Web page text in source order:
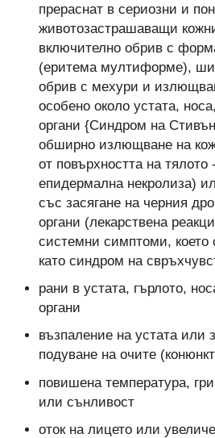
прераснат в сериозни и
животозастрашаващи
включително обрив с
(еритема мултиформе),
обрив с мехури и
особено около устата,
органи {Синдром на
обширно излющване на
от повърхността на тялото
епидермална некролиза)
със засягане на черния
органи (лекарствена
системни симптоми, което
като синдром на
рани в устата, гърлото,
органи
възпаление на устата или
подуване на очите
повишена температура,
или сънливост
оток на лицето или